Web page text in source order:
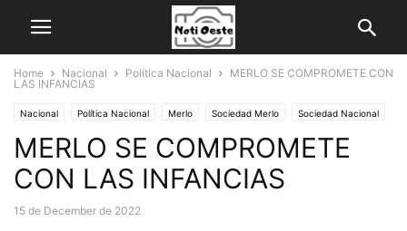
Home Nacional Política Nacional
MERLO SE COMPROMETE CON
LAS INFANCIAS
Nacional Política Nacional Merlo Sociedad Merlo Sociedad Nacional
MERLO SE COMPROMETE
CON LAS INFANCIAS
15 de December de 2022